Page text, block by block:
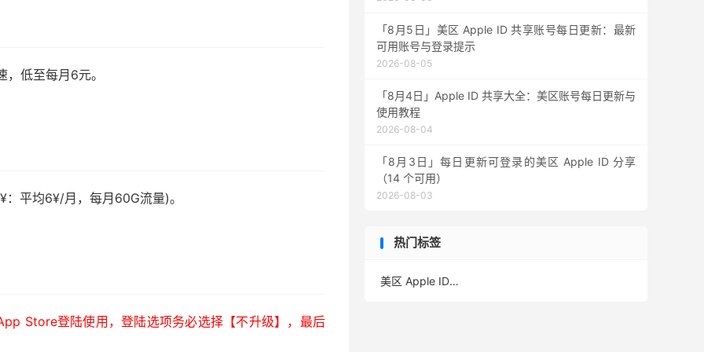
低至每月6元。
平均6¥/月，每月60G流量)。
Store登陆使用，登陆选项务必选择【不升级】，最后
「8月5日」美区 Apple ID 共享账号每日更新：最新
可用账号与登录提示
2026-08-05
「8月4日」Apple ID 共享大全：美区账号每日更新与
使用教程
2026-08-04
「8月3日」每日更新可登录的美区 Apple ID 分享
（14 个可用）
2026-08-03
热门标签
美区 Apple ID(390)